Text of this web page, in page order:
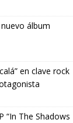
álbum
en clave rock
“In The Shadows